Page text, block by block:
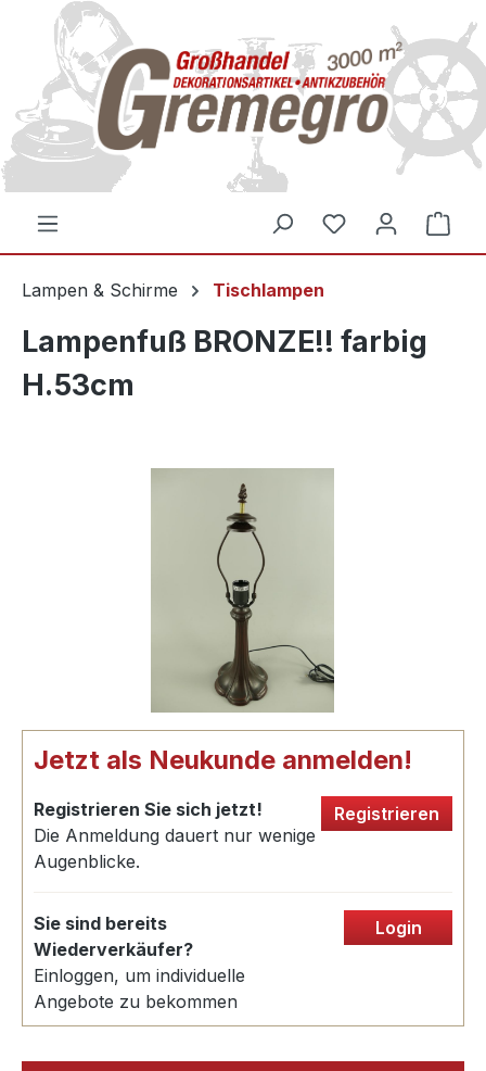
springen
Lampen & Schirme Tischlampen
Lampenfuß BRONZE!! farbig
H.53cm
Jetzt als Neukunde anmelden!
Registrieren Sie sich jetzt!
Die Anmeldung dauert nur wenige
Augenblicke.
Registrieren
Sie sind bereits
Wiederverkäufer?
Einloggen, um individuelle
Angebote zu bekommen
Login